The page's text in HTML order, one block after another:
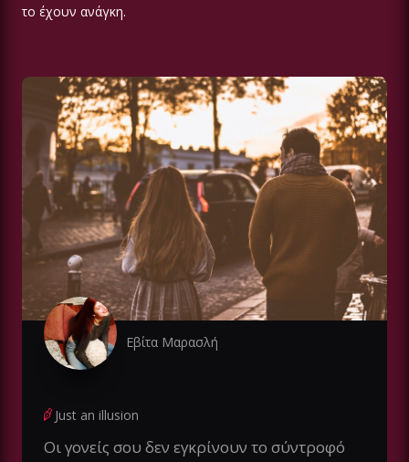
το έχουν ανάγκη.
Εβίτα Μαρασλή
Just an illusion
Οι γονείς σου δεν εγκρίνουν το σύντροφό